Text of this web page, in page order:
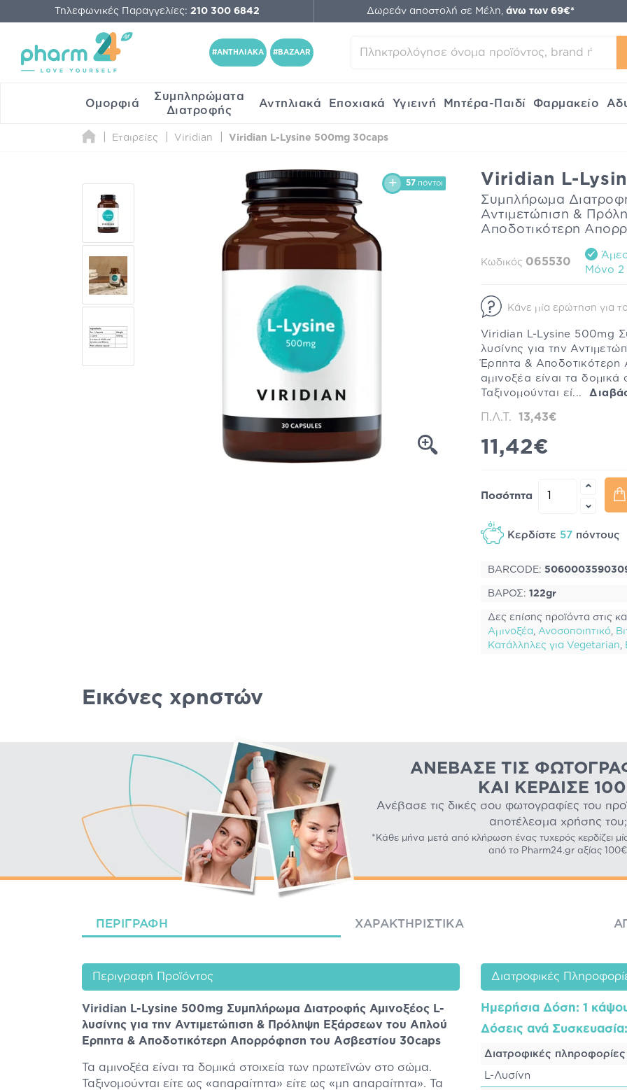
Τηλεφωνικές Παραγγελίες: 210 300 6842 Δωρεάν αποστολή σε Μέλη, άνω των 69€*
#ΑΝΤΗΛΙΑΚΑ #BAZAAR
Ομορφιά
Συμπληρώματα
Διατροφής
Αντηλιακά Εποχιακά Υγιεινή Μητέρα-Παιδί Φαρμακείο
Εταιρείες Viridian Viridian L-Lysine 500mg 30caps
57 πόντοι Viridian L-
Συμπλήρωμα
Αντιμετώπιση &
Αποδοτικότερη
Κωδικός 065530
Mόνο 2
Κάνε μία ερώτηση για
Viridian L-Lysine 500mg
λυσίνης για την
Έρπητα &
αμινοξέα είναι τα
Ταξινομούνται εί...
Π.Λ.Τ. 13,43€
11,42€
Ποσότητα
Κερδίστε 57 πόντους
BARCODE:
ΒΑΡΟΣ: 122gr
Δες επίσης προϊόντα στις
Αμινοξέα
Ανοσοποιητικό
Κατάλληλες για Vegetarian
Εικόνες χρηστών
ΑΝΈΒΑΣΕ ΤΙΣ
ΚΑΙ ΚΈΡΔΙΣΕ
Ανέβασε τις δικές σου φωτογραφίες του
αποτέλεσμα χρήσης του;
*Κάθε μήνα μετά από κλήρωση ένας τυχερός κερδίζει
από το Pharm24.gr αξίας 100€
ΠΕΡΙΓΡΑΦΉ ΧΑΡΑΚΤΗΡΙΣΤΙΚΆ
Περιγραφή Προϊόντος
Viridian L-Lysine 500mg Συμπλήρωμα Διατροφής Αμινοξέος L-
λυσίνης για την Αντιμετώπιση & Πρόληψη Εξάρσεων του Απλού
Έρπητα & Αποδοτικότερη Απορρόφηση του Ασβεστίου 30caps
Τα αμινοξέα είναι τα δομικά στοιχεία των πρωτεϊνών στο σώμα.
Ταξινομούνται είτε ως «απαραίτητα» είτε ως «μη απαραίτητα». Τα
Διατροφικές
Ημερήσια Δόση: 1
Δόσεις ανά Συσκευασία
Διατροφικές πληροφορίες
L-Λυσίνη